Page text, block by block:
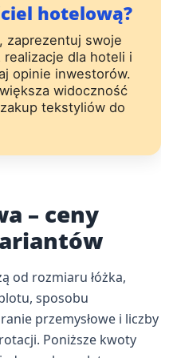
hotelową?
, zaprezentuj swoje
dla hoteli i
opinie inwestorów.
widoczność
tekstyliów do
– ceny
od rozmiaru łóżka,
sposobu
przemysłowe i liczby
Poniższe kwoty